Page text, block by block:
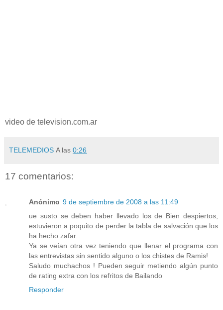
video de television.com.ar
TELEMEDIOS A las 0:26
17 comentarios:
Anónimo 9 de septiembre de 2008 a las 11:49
ue susto se deben haber llevado los de Bien despiertos,
estuvieron a poquito de perder la tabla de salvación que los
ha hecho zafar.
Ya se veían otra vez teniendo que llenar el programa con
las entrevistas sin sentido alguno o los chistes de Ramis!
Saludo muchachos ! Pueden seguir metiendo algún punto
de rating extra con los refritos de Bailando
Responder